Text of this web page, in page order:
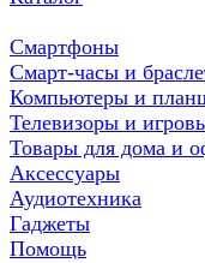
Смартфоны
Смарт-часы и
Компьютеры и
Телевизоры и
Товары для дома и
Аксессуары
Аудиотехника
Гаджеты
Помощь